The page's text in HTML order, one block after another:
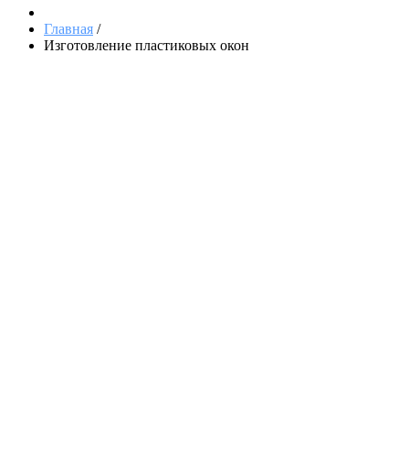
Главная /
Изготовление пластиковых окон